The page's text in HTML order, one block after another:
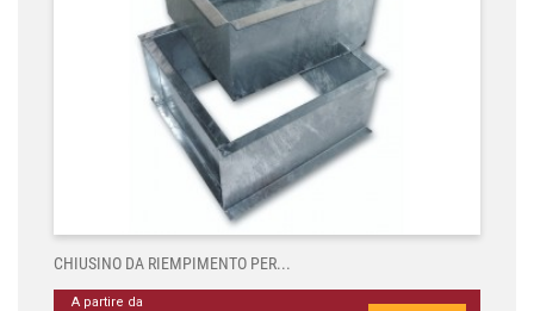
CHIUSINO DA RIEMPIMENTO PER...
A partire da